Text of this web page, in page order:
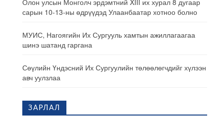
Олон улсын Монголч эрдэмтний XIII их хурал 8 дугаар
сарын 10-13-ны өдрүүдэд Улаанбаатар хотноо болно
МУИС, Нагоягийн Их Сургууль хамтын ажиллагаагаа
шинэ шатанд гаргана
Сөүлийн Үндэсний Их Сургуулийн төлөөлөгчдийг хүлээн
авч уулзлаа
ЗАРЛАЛ